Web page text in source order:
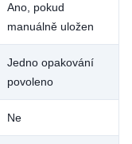
Ano, pokud
manuálně uložen
Jedno opakování
povoleno
Ne